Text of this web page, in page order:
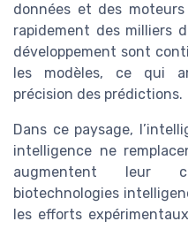
données et des
rapidement des milliers
développement sont
les modèles, ce qui
précision des prédictions.
Dans ce paysage,
intelligence ne
augmentent leur
biotechnologies
les efforts